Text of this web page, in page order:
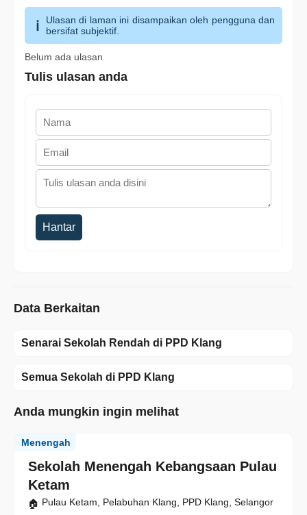
Ulasan di laman ini disampaikan oleh pengguna dan
bersifat subjektif.
Belum ada ulasan
Tulis ulasan anda
Hantar
Data Berkaitan
Senarai Sekolah Rendah di PPD Klang
Semua Sekolah di PPD Klang
Anda mungkin ingin melihat
Sekolah Menengah Kebangsaan Pulau
Ketam
Menengah
Pulau Ketam, Pelabuhan Klang, PPD Klang, Selangor